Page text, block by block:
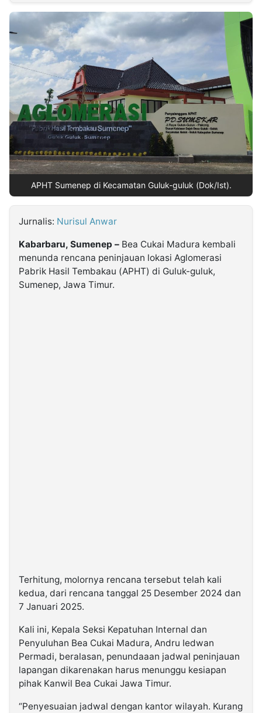
INDONESIA
Partner
Insight
NTB
Suara
Time
Lens
IDN
Daily
Jogja
Jalan
Rakyat
Idealita
News
Kita
Notice
Dinamikapost.com
Radar
Baru
Seedbacklink
Follow
Kabarbaru
APHT Sumenep di Kecamatan Guluk-guluk (Dok/Ist).
Jurnalis: Nurisul Anwar
Kabarbaru, Sumenep – Bea Cukai Madura kembali
menunda rencana peninjauan lokasi Aglomerasi
Pabrik Hasil Tembakau (APHT) di Guluk-guluk,
Sumenep, Jawa Timur.
Terhitung, molornya rencana tersebut telah kali
kedua, dari rencana tanggal 25 Desember 2024 dan
7 Januari 2025.
Kali ini, Kepala Seksi Kepatuhan Internal dan
Penyuluhan Bea Cukai Madura, Andru Iedwan
Permadi, beralasan, penundaaan jadwal peninjauan
lapangan dikarenakan harus menunggu kesiapan
pihak Kanwil Bea Cukai Jawa Timur.
“Penyesuaian jadwal dengan kantor wilayah. Kurang